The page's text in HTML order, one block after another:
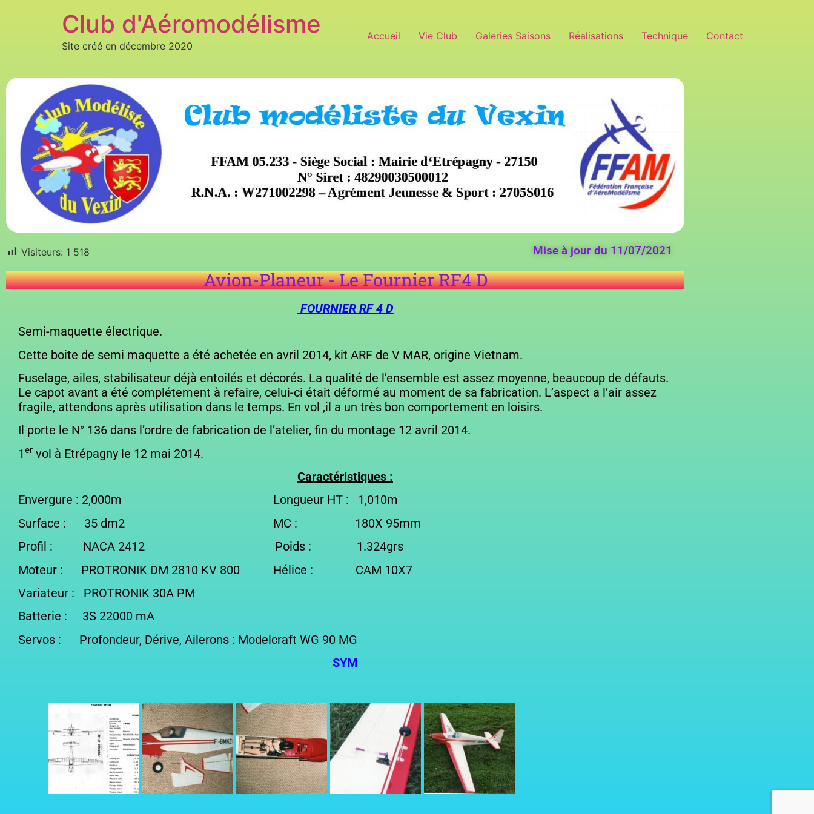
Club d'Aéromodélisme
Site créé en décembre 2020
Accueil Vie Club Galeries Saisons Réalisations Technique Contact
Visiteurs: 1 518 Mise à jour du 11/07/2021
Avion-Planeur - Le Fournier RF4 D
FOURNIER RF 4 D
Semi-maquette électrique.
Cette boite de semi maquette a été achetée en avril 2014, kit ARF de V MAR, origine Vietnam.
Fuselage, ailes, stabilisateur déjà entoilés et décorés. La qualité de l’ensemble est assez moyenne, beaucoup de défauts.
Le capot avant a été complétement à refaire, celui-ci était déformé au moment de sa fabrication. L’aspect a l’air assez
fragile, attendons après utilisation dans le temps. En vol ,il a un très bon comportement en loisirs.
Il porte le N° 136 dans l’ordre de fabrication de l’atelier, fin du montage 12 avril 2014.
1er vol à Etrépagny le 12 mai 2014.
Caractéristiques :
Envergure : 2,000m Longueur HT : 1,010m
Surface : 35 dm2 MC : 180X 95mm
Profil : NACA 2412 Poids : 1.324grs
Moteur : PROTRONIK DM 2810 KV 800 Hélice : CAM 10X7
Variateur : PROTRONIK 30A PM
Batterie : 3S 22000 mA
Servos : Profondeur, Dérive, Ailerons : Modelcraft WG 90 MG
SYM